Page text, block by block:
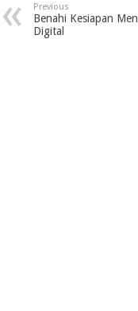
Previous
Benahi Kesiapan
Digital